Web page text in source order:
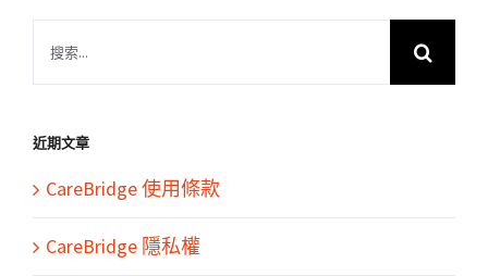
果：
近期文章
CareBridge 使用條款
CareBridge 隱私權